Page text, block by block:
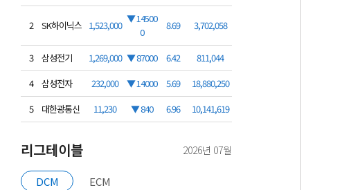
2 SK하이닉스 1,523,000
▼ 14500
0
8.69 3,702,058
3 삼성전기 1,269,000 ▼ 87000 6.42
811,044
4
삼성전자 232,000 ▼ 14000 5.69
18,880,250
5
대한광통신 11,230 ▼ 840 6.96 10,141,619
리그테이블 2026년 07월
DCM ECM